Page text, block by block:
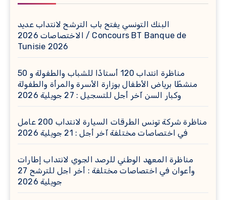
البنك التونسي يفتح باب الترشح لانتداب عديد
الاختصاصات 2026 / Concours BT Banque de
Tunisie 2026
مناظرة انتداب 120 أستاذًا للشباب والطفولة و 50
منشطًا برياض الأطفال بوزارة الأسرة والمرأة والطفولة
وكبار السن آخر أجل للتسجيل : 27 جويلية 2026
مناظرة شركة تونس الطرقات السيارة لانتداب 200 عامل
في اختصاصات مختلفة آخر أجل : 21 جويلية 2026
مناظرة المعهد الوطني للرصد الجوي لانتداب إطارات
وأعوان في اختصاصات مختلفة : أخر اجل للترشح 27
جويلية 2026